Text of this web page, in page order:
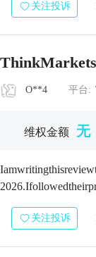
关注投诉
O**4 平台:
维权金额 无
关注投诉